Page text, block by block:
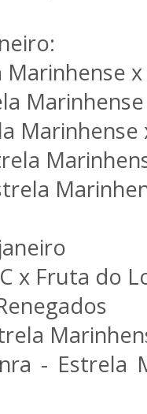
Marinhense
x Fruta do
- Estrela